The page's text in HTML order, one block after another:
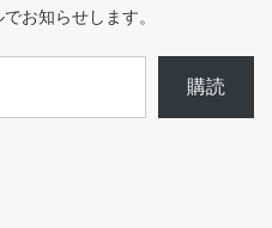
お知らせします。
購読